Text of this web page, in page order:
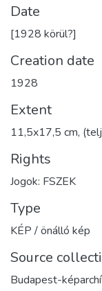
Date
[1928 körül?]
Creation date
1928
Extent
11,5x17,5 cm,
Rights
Jogok: FSZEK
Type
KÉP / önálló kép
Source
Budapest-